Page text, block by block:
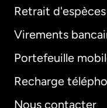
Retrait d'espèces
Virements
Portefeuille
Recharge
Nous contacter